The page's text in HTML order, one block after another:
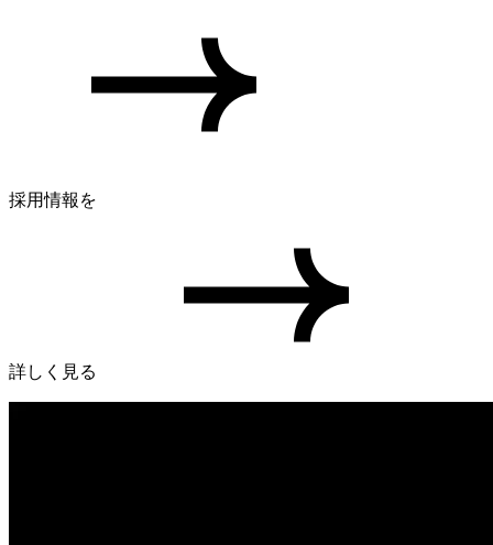
採用情報を
詳しく見る